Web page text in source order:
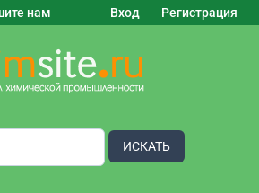
нам Вход Регистрация
ИСКАТЬ